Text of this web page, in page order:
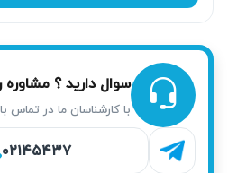
تیم آریابهکار در چیذر امکان
همان روز و در محل را دارد که
دستگاه را کاهش می‌دهد. اعزام
رفع مشکل شما در کوتاه‌ترین
برای ساکنان خیابان شریعتی و
سوال دارید ؟ مشاوره
با کارشناسان ما در تماس
۰۲۱۴۵۴۳۷